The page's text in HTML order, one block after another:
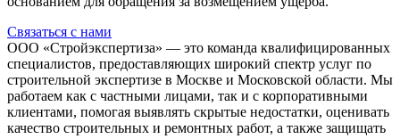
Связаться с нами
ООО «Стройэкспертиза» — это команда квалифицированных
специалистов, предоставляющих широкий спектр услуг по
строительной экспертизе в Москве и Московской области. Мы
работаем как с частными лицами, так и с корпоративными
клиентами, помогая выявлять скрытые недостатки, оценивать
качество строительных и ремонтных работ, а также защищать